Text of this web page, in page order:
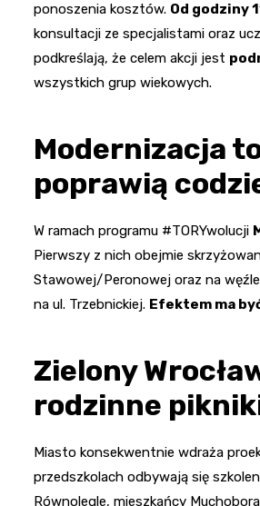
ponoszenia kosztów. Od godziny
konsultacji ze specjalistami oraz
podkreślają, że celem akcji jest
wszystkich grup wiekowych.
Modernizacja
poprawią
W ramach programu #TORYwolucji
Pierwszy z nich obejmie
Stawowej/Peronowej oraz na
na ul. Trzebnickiej. Efektem ma
Zielony
rodzinne
Miasto konsekwentnie wdraża
przedszkolach odbywają się
Równolegle, mieszkańcy